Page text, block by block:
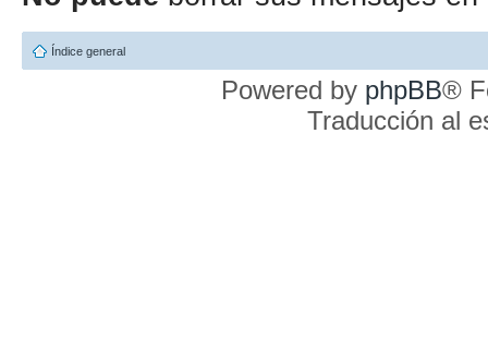
Índice general
Powered by phpBB®
Traducción al